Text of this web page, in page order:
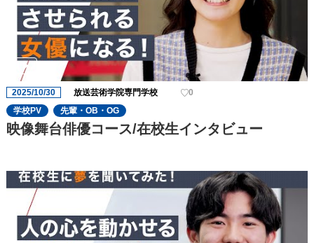
2025/10/30 放送芸術学院専門学校
0
学校PV
先輩・OB・OG
映像舞台俳優コース/在校生インタビュー